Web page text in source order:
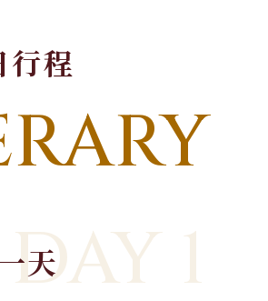
行程
天
DAY 1